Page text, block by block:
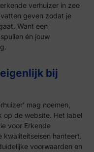
verhuizer in zee
geven zodat je
Want een
én jouw
bij
mag noemen,
op de website. Het label
voor Erkende
kwaliteitseisen hanteert.
voorwaarden en